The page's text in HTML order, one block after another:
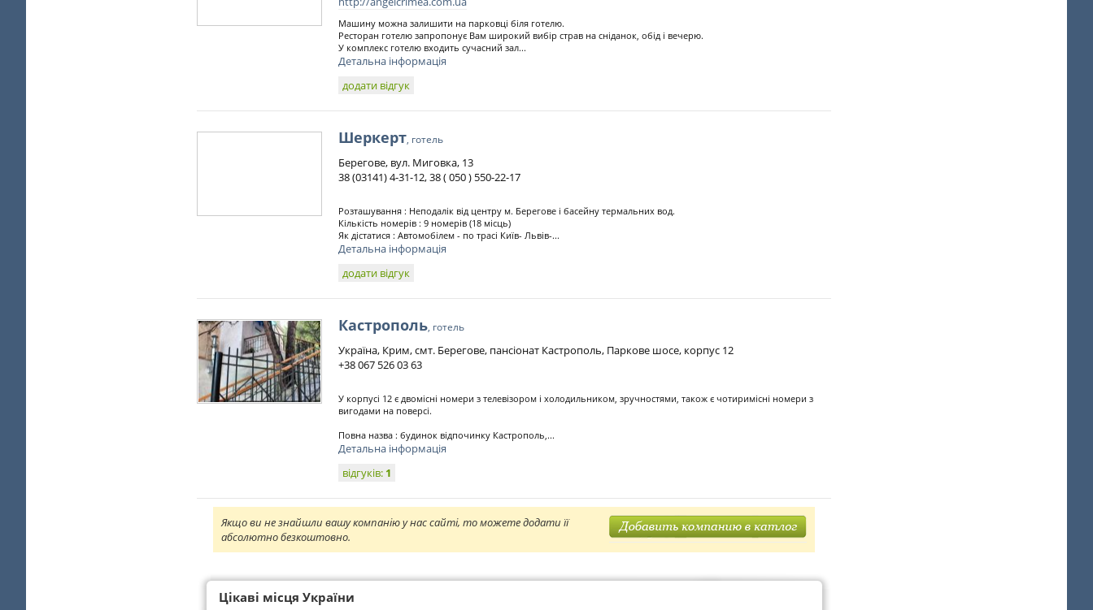
Машину можна залишити на парковці біля готелю.
Ресторан готелю запропонує Вам широкий вибір страв на сніданок, обід і вечерю.
У комплекс готелю входить сучасний зал...
Детальна інформація
додати відгук
Шеркерт, готель
Берегове, вул. Миговка, 13
38 (03141) 4-31-12, 38 ( 050 ) 550-22-17
Розташування : Неподалік від центру м. Берегове і басейну термальних вод.
Кількість номерів : 9 номерів (18 місць)
Як дістатися : Автомобілем - по трасі Київ- Львів-...
Детальна інформація
додати відгук
Кастрополь, готель
Україна, Крим, смт. Берегове, пансіонат Кастрополь, Паркове шосе, корпус 12
+38 067 526 03 63
У корпусі 12 є двомісні номери з телевізором і холодильником, зручностями, також є чотиримісні номери з
вигодами на поверсі.
Повна назва : будинок відпочинку Кастрополь,...
Детальна інформація
відгуків: 1
Якщо ви не знайшли вашу компанію у нас сайті, то можете додати її
абсолютно безкоштовно.
Цікаві місця України